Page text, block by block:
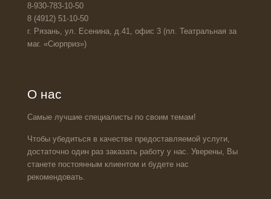
8-930-783-10-50
8 (4912) 51-10-50
г. Рязань, ул. Есенина, д.41, офис 3 (пл. Театральная за
маг. «Сюрприз»)
О нас
Самые лучшие специалисты по своим темам!
Чтобы убедиться в качестве предоставляемой услуги,
достаточно один раз заказать работу у нас. Уверены, Вы
станете постоянным клиентом и будете нас
рекомендовать.